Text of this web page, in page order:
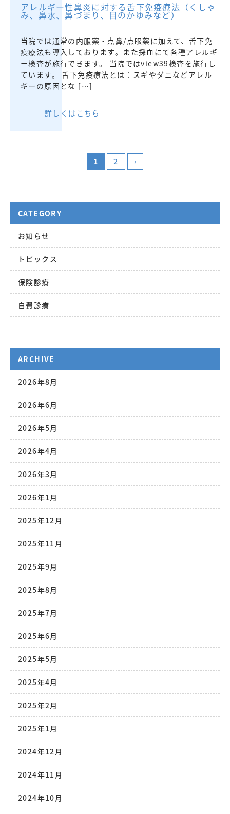
アレルギー性鼻炎に対する舌下免疫療法（くしゃ
み、鼻水、鼻づまり、目のかゆみなど）
当院では通常の内服薬・点鼻/点眼薬に加えて、舌下免
疫療法も導入しております。また採血にて各種アレルギ
ー検査が施行できます。 当院ではview39検査を施行し
ています。 舌下免疫療法とは：スギやダニなどアレル
ギーの原因とな […]
詳しくはこちら
1 2 ›
CATEGORY
お知らせ
トピックス
保険診療
自費診療
ARCHIVE
2026年8月
2026年6月
2026年5月
2026年4月
2026年3月
2026年1月
2025年12月
2025年11月
2025年9月
2025年8月
2025年7月
2025年6月
2025年5月
2025年4月
2025年2月
2025年1月
2024年12月
2024年11月
2024年10月